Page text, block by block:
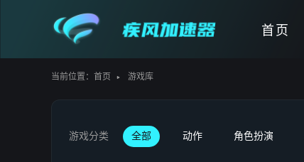
首页
当前位置： 首页 游戏库
游戏分类 全部 动作 角色扮演